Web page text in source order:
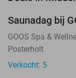
TODAY
Saunadag bij
GOOS Spa &
Posterholt
Verkocht: 5